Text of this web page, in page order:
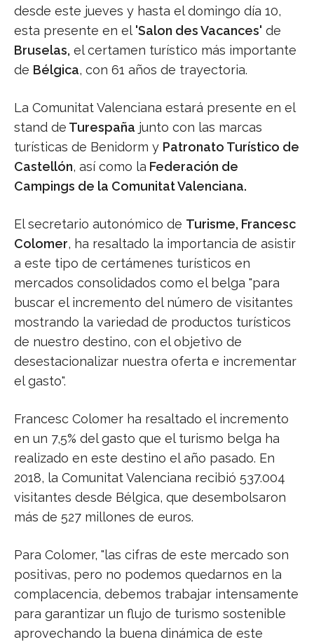
desde este jueves y hasta el domingo día 10,
esta presente en el 'Salon des Vacances' de
Bruselas, el certamen turístico más importante
de Bélgica, con 61 años de trayectoria.
La Comunitat Valenciana estará presente en el
stand de Turespaña junto con las marcas
turísticas de Benidorm y Patronato Turístico de
Castellón, así como la Federación de
Campings de la Comunitat Valenciana.
El secretario autonómico de Turisme, Francesc
Colomer, ha resaltado la importancia de asistir
a este tipo de certámenes turísticos en
mercados consolidados como el belga "para
buscar el incremento del número de visitantes
mostrando la variedad de productos turísticos
de nuestro destino, con el objetivo de
desestacionalizar nuestra oferta e incrementar
el gasto".
Francesc Colomer ha resaltado el incremento
en un 7,5% del gasto que el turismo belga ha
realizado en este destino el año pasado. En
2018, la Comunitat Valenciana recibió 537.004
visitantes desde Bélgica, que desembolsaron
más de 527 millones de euros.
Para Colomer, "las cifras de este mercado son
positivas, pero no podemos quedarnos en la
complacencia, debemos trabajar intensamente
para garantizar un flujo de turismo sostenible
aprovechando la buena dinámica de este